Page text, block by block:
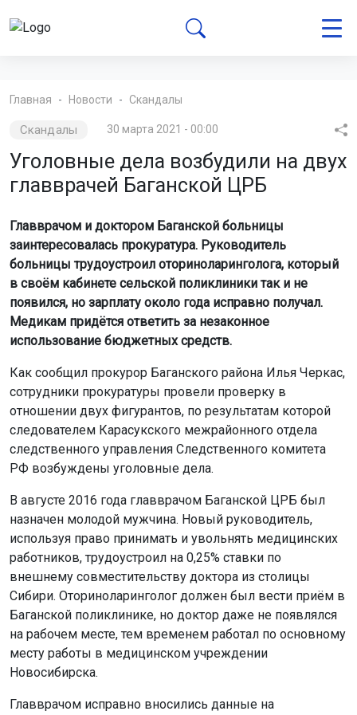
Главная Новости Скандалы
Скандалы 30 марта 2021 - 00:00
Уголовные дела возбудили на двух
главврачей Баганской ЦРБ
Главврачом и доктором Баганской больницы
заинтересовалась прокуратура. Руководитель
больницы трудоустроил оториноларинголога, который
в своём кабинете сельской поликлиники так и не
появился, но зарплату около года исправно получал.
Медикам придётся ответить за незаконное
использование бюджетных средств.
Как сообщил прокурор Баганского района Илья Черкас,
сотрудники прокуратуры провели проверку в
отношении двух фигурантов, по результатам которой
следователем Карасукского межрайонного отдела
следственного управления Следственного комитета
РФ возбуждены уголовные дела.
В августе 2016 года главврачом Баганской ЦРБ был
назначен молодой мужчина. Новый руководитель,
используя право принимать и увольнять медицинских
работников, трудоустроил на 0,25% ставки по
внешнему совместительству доктора из столицы
Сибири. Оториноларинголог должен был вести приём в
Баганской поликлинике, но доктор даже не появлялся
на рабочем месте, тем временем работал по основному
месту работы в медицинском учреждении
Новосибирска.
Главврачом исправно вносились данные на